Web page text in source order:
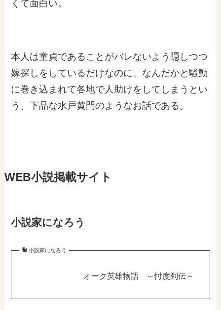
くて面白い。
本人は童貞であることがバレないよう隠しつつ
嫁探しをしているだけなのに、なんだかと騒動
に巻き込まれて各地で人助けをしてしまうとい
う、下品な水戸黄門のようなお話である。
WEB小説掲載サイト
小説家になろう
小説家になろう
オーク英雄物語 ～忖度列伝～